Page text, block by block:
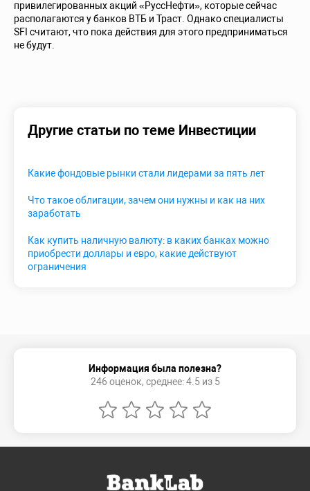
привилегированных акций «РуссНефти», которые сейчас
располагаются у банков ВТБ и Траст. Однако специалисты
SFI считают, что пока действия для этого предприниматься
не будут.
Другие статьи по теме Инвестиции
Какие фондовые рынки стали лидерами за пять лет
Что такое облигации, зачем они нужны и как на них
заработать
Как купить наличную валюту: в каких банках можно
приобрести доллары и евро, какие действуют
ограничения
Информация была полезна?
246 оценок, среднее: 4.5 из 5